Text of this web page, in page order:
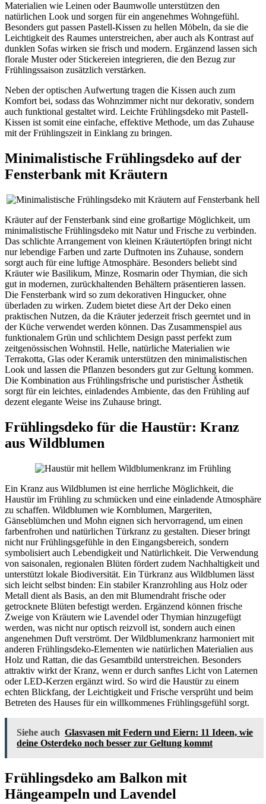
Materialien wie Leinen oder Baumwolle unterstützen den
natürlichen Look und sorgen für ein angenehmes Wohngefühl.
Besonders gut passen Pastell-Kissen zu hellen Möbeln, da sie die
Leichtigkeit des Raumes unterstreichen, aber auch als Kontrast auf
dunklen Sofas wirken sie frisch und modern. Ergänzend lassen sich
florale Muster oder Stickereien integrieren, die den Bezug zur
Frühlingssaison zusätzlich verstärken.
Neben der optischen Aufwertung tragen die Kissen auch zum
Komfort bei, sodass das Wohnzimmer nicht nur dekorativ, sondern
auch funktional gestaltet wird. Leichte Frühlingsdeko mit Pastell-
Kissen ist somit eine einfache, effektive Methode, um das Zuhause
mit der Frühlingszeit in Einklang zu bringen.
Minimalistische Frühlingsdeko auf der
Fensterbank mit Kräutern
Kräuter auf der Fensterbank sind eine großartige Möglichkeit, um
minimalistische Frühlingsdeko mit Natur und Frische zu verbinden.
Das schlichte Arrangement von kleinen Kräutertöpfen bringt nicht
nur lebendige Farben und zarte Duftnoten ins Zuhause, sondern
sorgt auch für eine luftige Atmosphäre. Besonders beliebt sind
Kräuter wie Basilikum, Minze, Rosmarin oder Thymian, die sich
gut in modernen, zurückhaltenden Behältern präsentieren lassen.
Die Fensterbank wird so zum dekorativen Hingucker, ohne
überladen zu wirken. Zudem bietet diese Art der Deko einen
praktischen Nutzen, da die Kräuter jederzeit frisch geerntet und in
der Küche verwendet werden können. Das Zusammenspiel aus
funktionalem Grün und schlichtem Design passt perfekt zum
zeitgenössischen Wohnstil. Helle, natürliche Materialien wie
Terrakotta, Glas oder Keramik unterstützen den minimalistischen
Look und lassen die Pflanzen besonders gut zur Geltung kommen.
Die Kombination aus Frühlingsfrische und puristischer Ästhetik
sorgt für ein leichtes, einladendes Ambiente, das den Frühling auf
dezent elegante Weise ins Zuhause bringt.
Frühlingsdeko für die Haustür: Kranz
aus Wildblumen
Ein Kranz aus Wildblumen ist eine herrliche Möglichkeit, die
Haustür im Frühling zu schmücken und eine einladende Atmosphäre
zu schaffen. Wildblumen wie Kornblumen, Margeriten,
Gänseblümchen und Mohn eignen sich hervorragend, um einen
farbenfrohen und natürlichen Türkranz zu gestalten. Dieser bringt
nicht nur Frühlingsgefühle in den Eingangsbereich, sondern
symbolisiert auch Lebendigkeit und Natürlichkeit. Die Verwendung
von saisonalen, regionalen Blüten fördert zudem Nachhaltigkeit und
unterstützt lokale Biodiversität. Ein Türkranz aus Wildblumen lässt
sich leicht selbst binden: Ein stabiler Kranzrohling aus Holz oder
Metall dient als Basis, an den mit Blumendraht frische oder
getrocknete Blüten befestigt werden. Ergänzend können frische
Zweige von Kräutern wie Lavendel oder Thymian hinzugefügt
werden, was nicht nur optisch reizvoll ist, sondern auch einen
angenehmen Duft verströmt. Der Wildblumenkranz harmoniert mit
anderen Frühlingsdeko-Elementen wie natürlichen Materialien aus
Holz und Rattan, die das Gesamtbild unterstreichen. Besonders
attraktiv wirkt der Kranz, wenn er durch sanftes Licht von Laternen
oder LED-Kerzen ergänzt wird. So wird die Haustür zu einem
echten Blickfang, der Leichtigkeit und Frische versprüht und beim
Betreten des Hauses für ein willkommenes Frühlingsgefühl sorgt.
Siehe auch Glasvasen mit Federn und Eiern: 11 Ideen, wie
deine Osterdeko noch besser zur Geltung kommt
Frühlingsdeko am Balkon mit
Hängeampeln und Lavendel